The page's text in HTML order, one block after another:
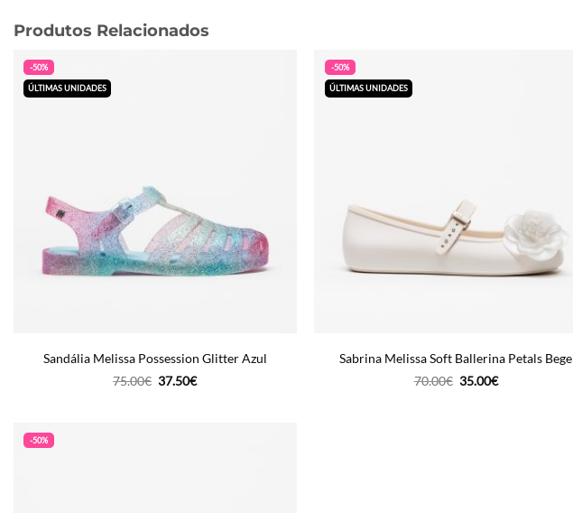
Produtos Relacionados
-50%
ÚLTIMAS UNIDADES
Sandália Melissa Possession Glitter Azul
75.00€ O
37.50€O
-50%
ÚLTIMAS UNIDADES
Sabrina Melissa Soft Ballerina Petals Bege
70.00€ O
35.00€O
-50%